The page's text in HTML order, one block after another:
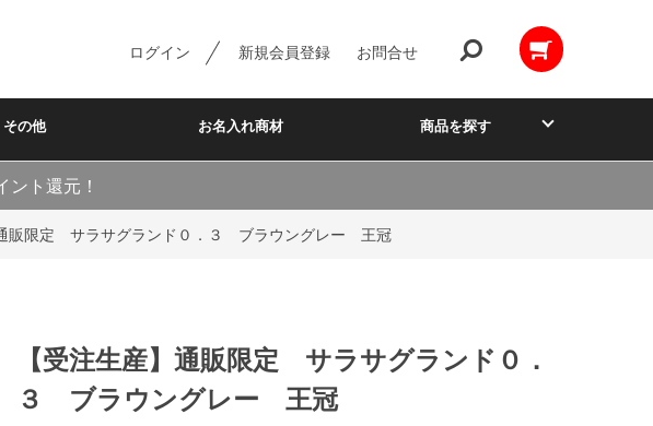
ログイン 新規会員登録 お問合せ
その他 お名入れ商材 商品を探す
ト還元！
通販限定 サラサグランド０．３ ブラウングレー 王冠
【受注生産】通販限定 サラサグランド０．
３ ブラウングレー 王冠